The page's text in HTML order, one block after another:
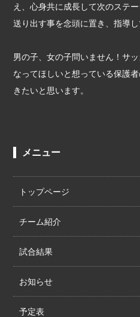
え、心身共に成長して次のステ
送り出す事を念頭に置き、指導し
男の子、女の子問いません！サ
なってほしいと想っている保護
きたいと思います。
メニュー
トップページ
チーム紹介
試合結果
お知らせ
予定表